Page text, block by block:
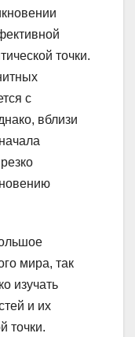
точки.
с
вблизи
мира, так
изучать
и их
точки.